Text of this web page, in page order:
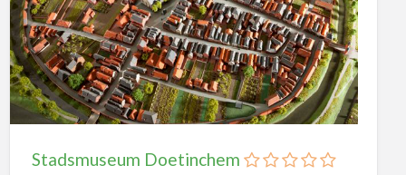
Planetariums
Speeltuinen
Buitenspeeltuinen
Overdekte Speeltuinen
Bowling
Stadsmuseum Doetinchem